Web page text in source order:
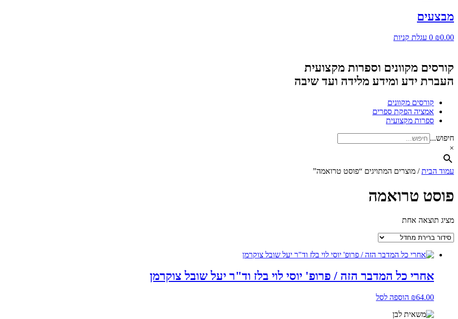
מבצעים
₪0.00
0 עגלת קניות
קורסים מקוונים וספרות מקצועית
העברת ידע ומידע מלידה ועד שיבה
קורסים מקוונים
אמציה הפקת ספרים
ספרות מקצועית
חיפוש...
×
עמוד הבית/ מוצרים המתויגים “פוסט טרואמה”
פוסט טרואמה
מציג תוצאה אחת
אחרי כל המדבר הזה / פרופ' יוסי לוי בלז וד"ר יעל שובל צוקרמן
₪64.00 הוספה לסל